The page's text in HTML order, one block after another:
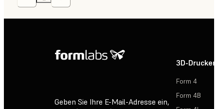
Geben Sie Ihre E-Mail-Adresse ein,
3D-Drucker
Form 4
Form 4B